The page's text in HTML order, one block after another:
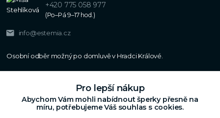
+420 775 058 977
(Po–Pá 9–17 hod.)
info@estemia.cz
Pro lepší nákup
Abychom Vám mohli nabídnout šperky přesně na
míru, potřebujeme Váš souhlas s cookies.